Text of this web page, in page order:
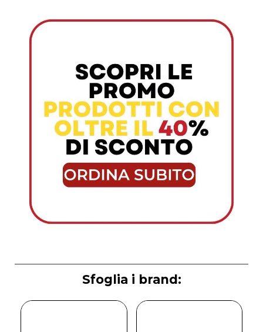
Sfoglia i brand: